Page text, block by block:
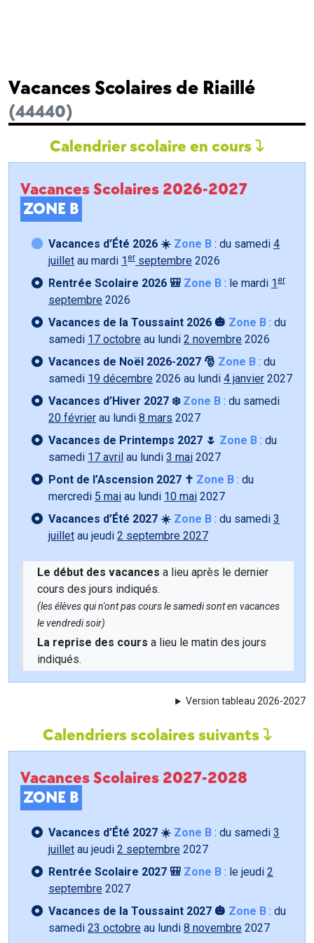
Vacances Scolaires de Riaillé
(44440)
Calendrier scolaire en cours
Vacances Scolaires 2026-2027
ZONE B
Vacances d’Été 2026 ☀️ Zone B : du samedi 4
juillet au mardi 1 er septembre 2026
Rentrée Scolaire 2026 🎒 Zone B : le mardi 1 er
septembre 2026
Vacances de la Toussaint 2026 🎃 Zone B : du
samedi 17 octobre au lundi 2 novembre 2026
Vacances de Noël 2026-2027 🎅 Zone B : du
samedi 19 décembre 2026 au lundi 4 janvier 2027
Vacances d’Hiver 2027 ❄️ Zone B : du samedi
20 février au lundi 8 mars 2027
Vacances de Printemps 2027 🌷 Zone B : du
samedi 17 avril au lundi 3 mai 2027
Pont de l’Ascension 2027 ✝️ Zone B : du
mercredi 5 mai au lundi 10 mai 2027
Vacances d’Été 2027 ☀️ Zone B : du samedi 3
juillet au jeudi 2 septembre 2027
Le début des vacances a lieu après le dernier
cours des jours indiqués.
(les élèves qui n'ont pas cours le samedi sont en vacances
le vendredi soir)
La reprise des cours a lieu le matin des jours
indiqués.
Version tableau 2026-2027
Calendriers scolaires suivants
Vacances Scolaires 2027-2028
ZONE B
Vacances d’Été 2027 ☀️ Zone B : du samedi 3
juillet au jeudi 2 septembre 2027
Rentrée Scolaire 2027 🎒 Zone B : le jeudi 2
septembre 2027
Vacances de la Toussaint 2027 🎃 Zone B : du
samedi 23 octobre au lundi 8 novembre 2027